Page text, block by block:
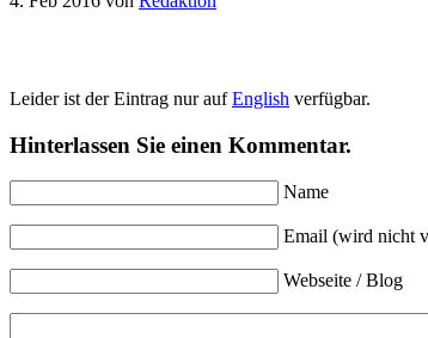
Leider ist der Eintrag nur aufEnglish verfügbar.
Hinterlassen Sie einen Kommentar.
Name
Email (wird nicht
Webseite / Blog